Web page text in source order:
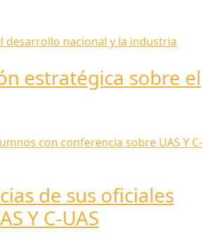
estratégica sobre el
de sus oficiales
Y C-UAS